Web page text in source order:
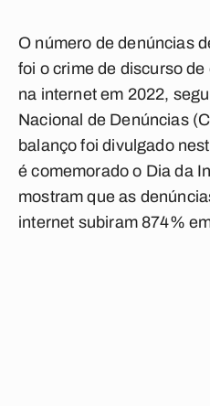
O número de denúncias
foi o crime de discurso
na internet em 2022,
Nacional de Denúncias
balanço foi divulgado
é comemorado o Dia da
mostram que as
internet subiram 874%